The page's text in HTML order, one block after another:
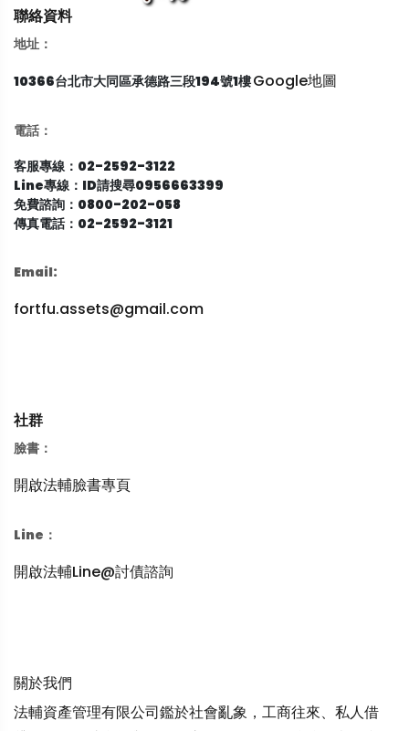
聯絡資料
地址：
10366台北市大同區承德路三段194號1樓Google地圖
電話：
客服專線：02-2592-3122
Line專線：ID請搜尋0956663399
免費諮詢：0800-202-058
傳真電話：02-2592-3121
Email:
fortfu.assets@gmail.com
社群
臉書：
開啟法輔臉書專頁
Line：
開啟法輔Line@討債諮詢
關於我們
法輔資產管理有限公司鑑於社會亂象，工商往來、私人借